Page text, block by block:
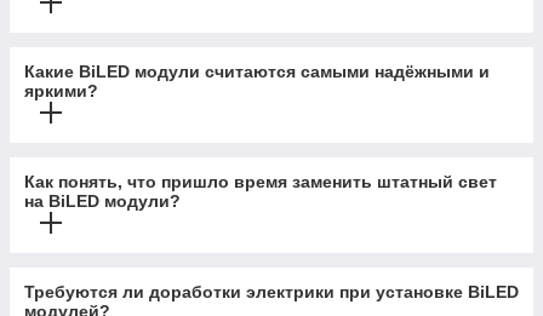
Какие BiLED модули считаются самыми надёжными и
яркими?
Как понять, что пришло время заменить штатный свет
на BiLED модули?
Требуются ли доработки электрики при установке BiLED
модулей?